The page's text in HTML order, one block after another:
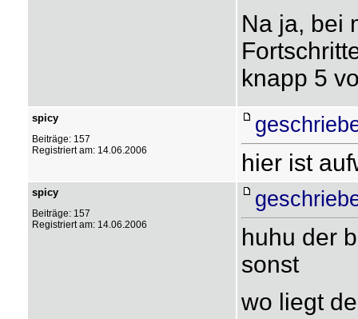
Na ja, bei
knapp 5
spicy
Beiträge: 157
Registriert am: 14.06.2006
hier ist
spicy
Beiträge: 157
Registriert am: 14.06.2006
huhu der
sonst
wo liegt